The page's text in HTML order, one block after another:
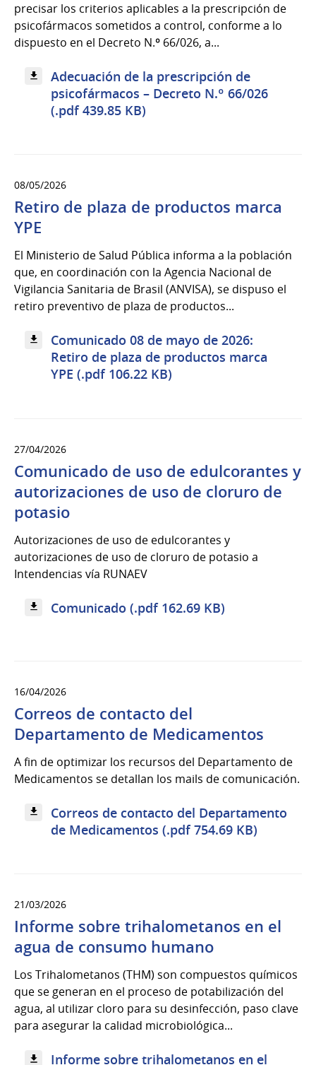
precisar los criterios aplicables a la prescripción de
psicofármacos sometidos a control, conforme a lo
dispuesto en el Decreto N.º 66/026, a...
Adecuación de la prescripción de
psicofármacos – Decreto N.º 66/026
(.pdf 439.85 KB)
08/05/2026
Retiro de plaza de productos marca
YPE
El Ministerio de Salud Pública informa a la población
que, en coordinación con la Agencia Nacional de
Vigilancia Sanitaria de Brasil (ANVISA), se dispuso el
retiro preventivo de plaza de productos...
Comunicado 08 de mayo de 2026:
Retiro de plaza de productos marca
YPE (.pdf 106.22 KB)
27/04/2026
Comunicado de uso de edulcorantes y
autorizaciones de uso de cloruro de
potasio
Autorizaciones de uso de edulcorantes y
autorizaciones de uso de cloruro de potasio a
Intendencias vía RUNAEV
Comunicado (.pdf 162.69 KB)
16/04/2026
Correos de contacto del
Departamento de Medicamentos
A fin de optimizar los recursos del Departamento de
Medicamentos se detallan los mails de comunicación.
Correos de contacto del Departamento
de Medicamentos (.pdf 754.69 KB)
21/03/2026
Informe sobre trihalometanos en el
agua de consumo humano
Los Trihalometanos (THM) son compuestos químicos
que se generan en el proceso de potabilización del
agua, al utilizar cloro para su desinfección, paso clave
para asegurar la calidad microbiológica...
Informe sobre trihalometanos en el